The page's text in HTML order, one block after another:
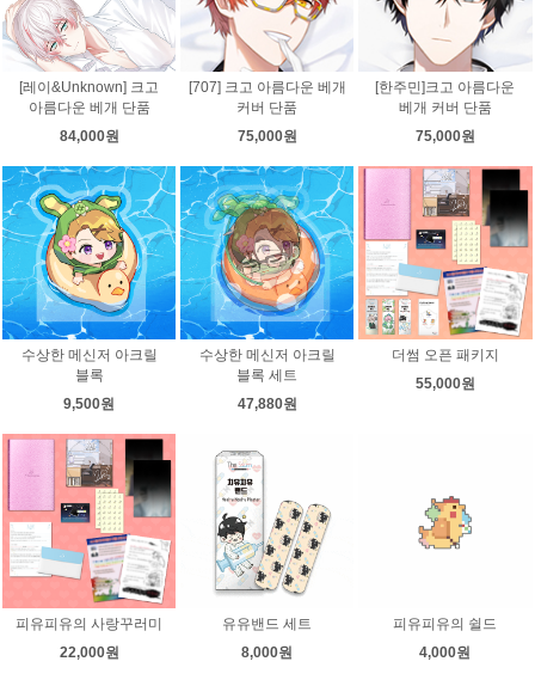
[레이&Unknown] 크고
아름다운 베개 단품
84,000원
[707] 크고 아름다운 베개
커버 단품
75,000원
[한주민]크고 아름다운
베개 커버 단품
75,000원
수상한 메신저 아크릴
블록
9,500원
수상한 메신저 아크릴
블록 세트
47,880원
더썸 오픈 패키지
55,000원
피유피유의 사랑꾸러미
22,000원
유유밴드 세트
8,000원
피유피유의 쉴드
4,000원